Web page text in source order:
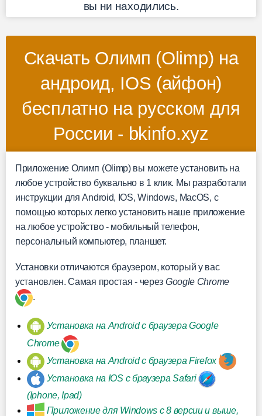
вы ни находились.
Скачать Олимп (Olimp) на
андроид, IOS (айфон)
бесплатно на русском для
России - bkinfo.xyz
Приложение Олимп (Olimp) вы можете установить на
любое устройство буквально в 1 клик. Мы разработали
инструкции для Android, IOS, Windows, MacOS, с
помощью которых легко установить наше приложение
на любое устройство - мобильный телефон,
персональный компьютер, планшет.
Установки отличаются браузером, который у вас
установлен. Самая простая - через Google Chrome
.
Установка на Android с браузера Google
Chrome
Установка на Android с браузера Firefox
Установка на IOS с браузера Safari
(Iphone, Ipad)
Приложение для Windows с 8 версии и выше,